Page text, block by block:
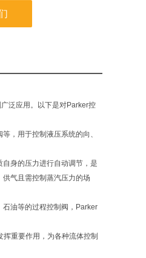
压系统等多个领域得到
泛应用。以下是对Parker控
，用于控制液压系统的向、
身的压力进行自动调节，是
气且需控制蒸汽压力的场
油等的过程控制阀，Parker
重要作用，为各种流体控制